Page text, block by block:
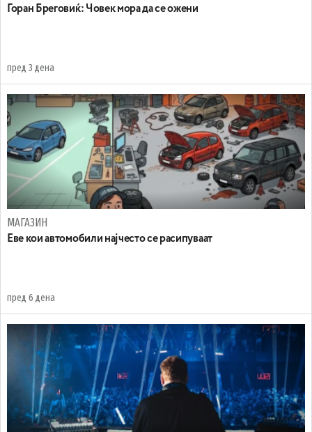
Горан Бреговиќ: Човек мора да се ожени
пред 3 дена
МАГАЗИН
Еве кои автомобили најчесто се расипуваат
пред 6 дена